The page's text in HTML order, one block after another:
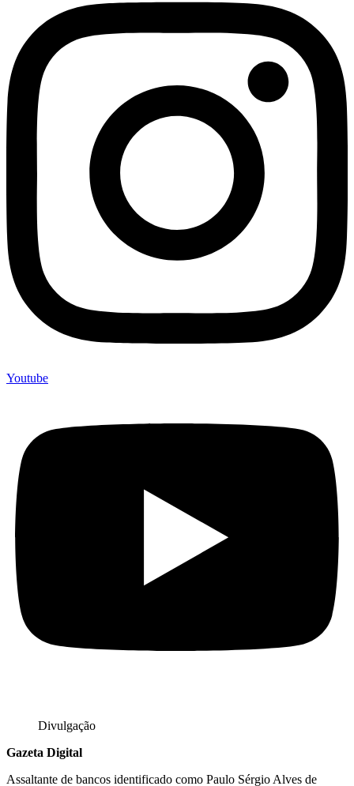
Youtube
Divulgação
Gazeta Digital
Assaltante de bancos identificado como Paulo Sérgio Alves de